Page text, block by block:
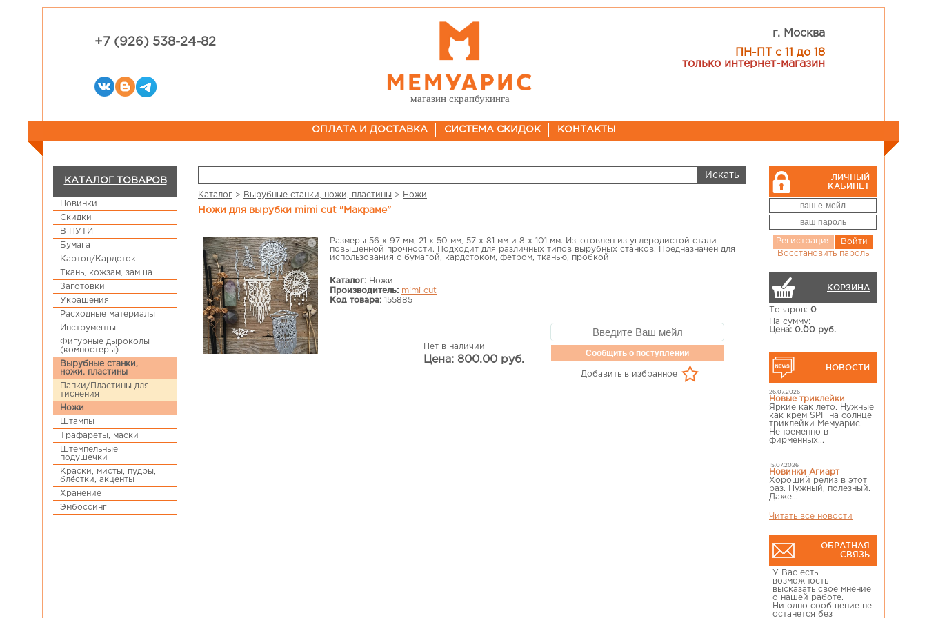
+7 (926) 538-24-82
магазин скрапбукинга
г. Москва
ПН-ПТ с 11 до 18
только интернет-магазин
ОПЛАТА И ДОСТАВКА СИСТЕМА СКИДОК КОНТАКТЫ
КАТАЛОГ ТОВАРОВ
Новинки
Скидки
В ПУТИ
Бумага
Картон/Кардсток
Ткань, кожзам, замша
Заготовки
Украшения
Расходные материалы
Инструменты
Фигурные дыроколы
(компостеры)
Вырубные станки,
ножи, пластины
Папки/Пластины для
тиснения
Ножи
Штампы
Трафареты, маски
Штемпельные
подушечки
Краски, мисты, пудры,
блёстки, акценты
Хранение
Эмбоссинг
ЛИЧНЫЙ
КАБИНЕТ
Регистрация
Войти
Восстановить пароль
КОРЗИНА
Товаров: 0
На сумму:
Цена: 0.00 руб.
НОВОСТИ
26.07.2026
Новые триклейки
Яркие как лето, Нужные
как крем SPF на солнце
триклейки Мемуарис.
Непременно в
фирменных...
15.07.2026
Новинки Агиарт
Хороший релиз в этот
раз. Нужный, полезный.
Даже...
Читать все новости
ОБРАТНАЯ
СВЯЗЬ
У Вас есть
возможность
высказать свое мнение
о нашей работе.
Ни одно сообщение не
останется без
Каталог > Вырубные станки, ножи, пластины > Ножи
Ножи для вырубки mimi cut "Макраме"
Размеры 56 х 97 мм, 21 х 50 мм, 57 х 81 мм и 8 х 101 мм. Изготовлен из углеродистой стали
повышенной прочности. Подходит для различных типов вырубных станков. Предназначен для
использования с бумагой, кардстоком, фетром, тканью, пробкой
Каталог: Ножи
Производитель: mimi cut
Код товара: 155885
Нет в наличии
Цена: 800.00 руб.
Сообщить о поступлении
Добавить в избранное